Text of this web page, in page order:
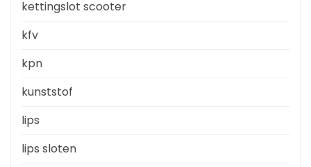
kettingslot scooter
kfv
kpn
kunststof
lips
lips sloten